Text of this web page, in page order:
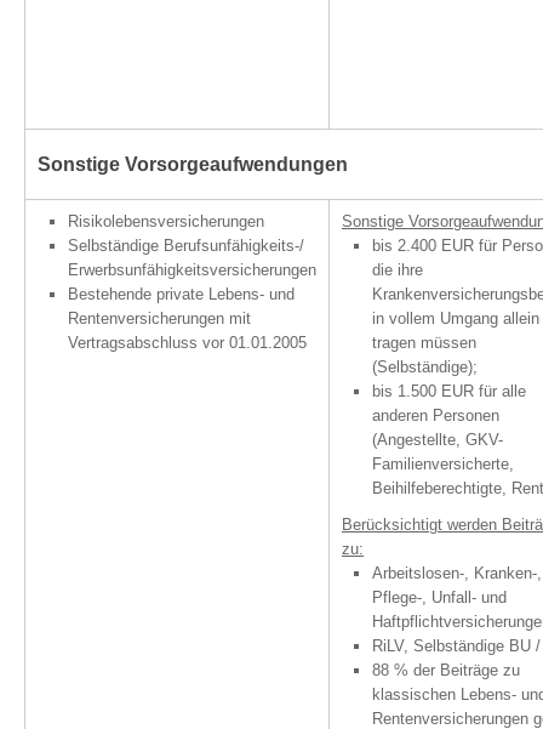
Sonstige Vorsorgeaufwendungen
Risikolebensversicherungen
Selbständige Berufsunfähigkeits-/
Erwerbsunfähigkeitsversicherungen
Bestehende private Lebens- und
Rentenversicherungen mit
Vertragsabschluss vor 01.01.2005
Sonstige
bis 2.400 EUR für
die ihre
in vollem Umgang allein
tragen müssen
(Selbständige);
bis 1.500 EUR für alle
anderen Personen
(Angestellte, GKV-
Familienversicherte,
Beihilfeberechtigte,
Berücksichtigt werden
zu:
Arbeitslosen-, Kranken-,
Pflege-, Unfall- und
RiLV, Selbständige BU
88 % der Beiträge zu
klassischen Lebens-
Rentenversicherungen